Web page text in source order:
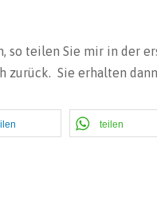
so teilen Sie mir in der
zurück. Sie erhalten
teilen